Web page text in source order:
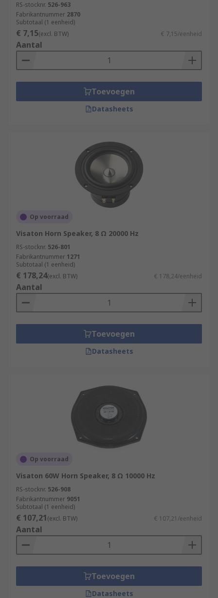
RS-stocknr. 526-963
Fabrikantnummer 2870
Subtotaal (1 eenheid)
€ 7,15(excl. BTW) € 7,15/eenheid
Aantal
Toevoegen
Datasheets
Op voorraad
Visaton Horn Speaker, 8 Ω 20000 Hz
RS-stocknr. 526-801
Fabrikantnummer 1271
Subtotaal (1 eenheid)
€ 178,24(excl. BTW) € 178,24/eenheid
Aantal
Toevoegen
Datasheets
Op voorraad
Visaton 60W Horn Speaker, 8 Ω 10000 Hz
RS-stocknr. 526-908
Fabrikantnummer 9051
Subtotaal (1 eenheid)
€ 107,21(excl. BTW) € 107,21/eenheid
Aantal
Toevoegen
Datasheets